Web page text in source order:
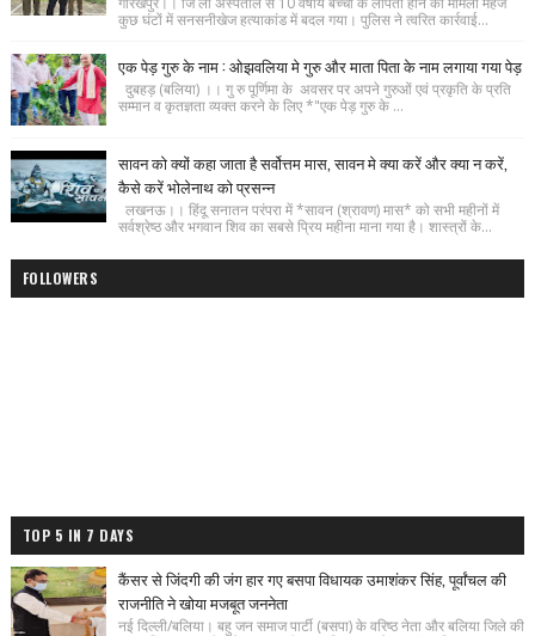
कुछ घंटों में सनसनीखेज हत्याकांड में बदल गया। पुलिस ने त्वरित कार्रवाई...
एक पेड़ गुरु के नाम : ओझवलिया मे गुरु और माता पिता के नाम लगाया गया पेड़
दुबहड़ (बलिया) ।। गु रु पूर्णिमा के अवसर पर अपने गुरुओं एवं प्रकृति के प्रति
सम्मान व कृतज्ञता व्यक्त करने के लिए *"एक पेड़ गुरु के ...
सावन को क्यों कहा जाता है सर्वोत्तम मास, सावन मे क्या करें और क्या न करें,
कैसे करें भोलेनाथ को प्रसन्न
लखनऊ।। हिंदू सनातन परंपरा में *सावन (श्रावण) मास* को सभी महीनों में
सर्वश्रेष्ठ और भगवान शिव का सबसे प्रिय महीना माना गया है। शास्त्रों के...
FOLLOWERS
TOP 5 IN 7 DAYS
कैंसर से जिंदगी की जंग हार गए बसपा विधायक उमाशंकर सिंह, पूर्वांचल की
राजनीति ने खोया मजबूत जननेता
नई दिल्ली/बलिया। बहु जन समाज पार्टी (बसपा) के वरिष्ठ नेता और बलिया जिले की